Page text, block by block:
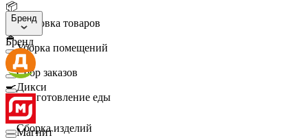
📦
Упаковка товаров
🧹
Уборка помещений
🛒
Сбор заказов
🍳
Приготовление еды
🛠️
Сборка изделий
Бренд
Бренд
Дикси
Магнит